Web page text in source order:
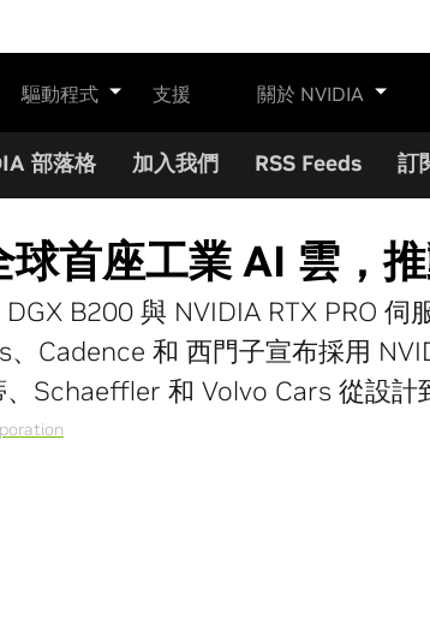
驅動程式 支援 關於 NVIDIA
部落格 加入我們 RSS Feeds 訂
首座工業 AI 雲，
B200 與 NVIDIA RTX PRO
Cadence 和 西門子宣布採用
Schaeffler 和 Volvo Cars 從設